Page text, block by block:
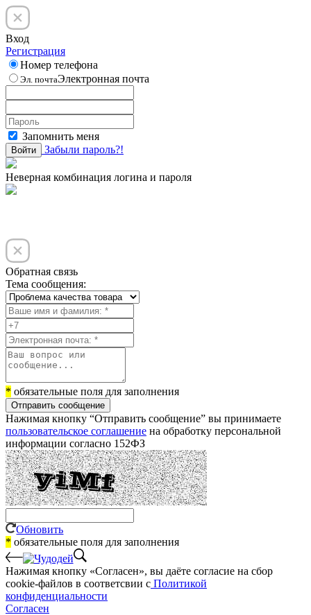
Вход
Регистрация
Номер телефона
Эл. почтаЭлектронная почта
Запомнить меня
Войти Забыли пароль?!
Неверная комбинация логина и пароля
Обратная связь
Тема сообщения:
* обязательные поля для заполнения
Отправить сообщение
Нажимая кнопку “Отправить сообщение” вы принимаете
пользовательское соглашение на обработку персональной
информации согласно 152ФЗ
Обновить
* обязательные поля для заполнения
Нажимая кнопку «Согласен», вы даёте cогласие на сбор
cookie-файлов в соответсвии с Политикой
конфиденциальности
Согласен